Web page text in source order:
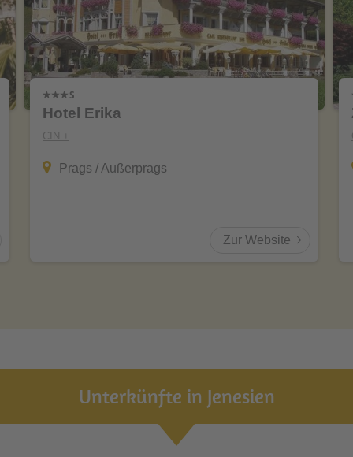
Hotel Erika
CIN +
Prags / Außerprags
Zur Website
Unterkünfte in Jenesien